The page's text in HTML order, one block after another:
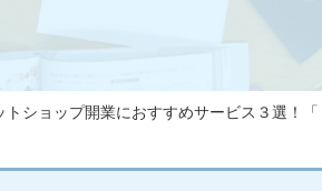
トショップ開業におすすめサービス３選！